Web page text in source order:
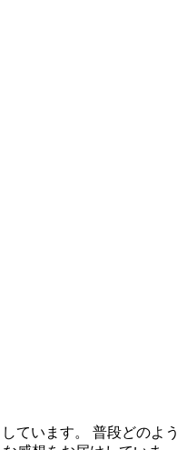
ています。 普段どのよう